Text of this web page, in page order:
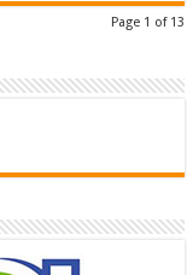
Page 1 of 13